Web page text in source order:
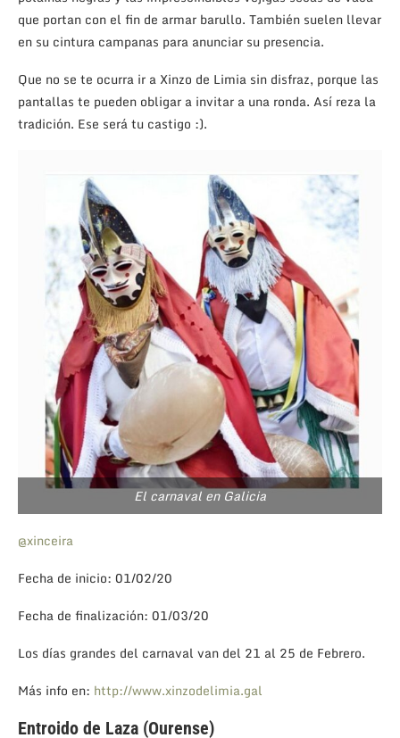
que portan con el fin de armar barullo. También suelen llevar
en su cintura campanas para anunciar su presencia.
Que no se te ocurra ir a Xinzo de Limia sin disfraz, porque las
pantallas te pueden obligar a invitar a una ronda. Así reza la
tradición. Ese será tu castigo :).
El carnaval en Galicia
@xinceira
Fecha de inicio: 01/02/20
Fecha de finalización: 01/03/20
Los días grandes del carnaval van del 21 al 25 de Febrero.
Más info en: http://www.xinzodelimia.gal
Entroido de Laza (Ourense)